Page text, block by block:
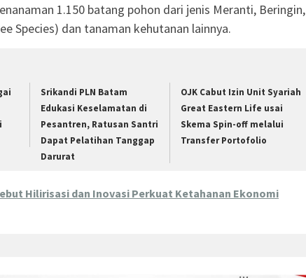
1.150 batang pohon dari jenis Meranti, Beringin,
Species) dan tanaman kehutanan lainnya.
Srikandi PLN Batam
Edukasi Keselamatan di
Pesantren, Ratusan Santri
Dapat Pelatihan Tanggap
Darurat
OJK Cabut Izin Unit Syariah
Great Eastern Life usai
Skema Spin-off melalui
Transfer Portofolio
Hilirisasi dan Inovasi Perkuat Ketahanan Ekonomi